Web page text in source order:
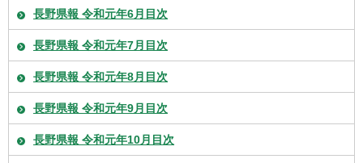
長野県報 令和元年6月目次
長野県報 令和元年7月目次
長野県報 令和元年8月目次
長野県報 令和元年9月目次
長野県報 令和元年10月目次